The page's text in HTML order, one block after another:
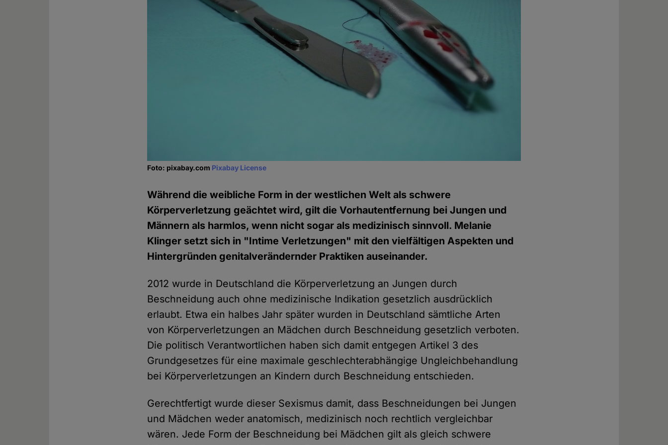
Foto: pixabay.com Pixabay License
Während die weibliche Form in der westlichen Welt als schwere
Körperverletzung geächtet wird, gilt die Vorhautentfernung bei Jungen und
Männern als harmlos, wenn nicht sogar als medizinisch sinnvoll. Melanie
Klinger setzt sich in "Intime Verletzungen" mit den vielfältigen Aspekten und
Hintergründen genitalverändernder Praktiken auseinander.
2012 wurde in Deutschland die Körperverletzung an Jungen durch
Beschneidung auch ohne medizinische Indikation gesetzlich ausdrücklich
erlaubt. Etwa ein halbes Jahr später wurden in Deutschland sämtliche Arten
von Körperverletzungen an Mädchen durch Beschneidung gesetzlich verboten.
Die politisch Verantwortlichen haben sich damit entgegen Artikel 3 des
Grundgesetzes für eine maximale geschlechterabhängige Ungleichbehandlung
bei Körperverletzungen an Kindern durch Beschneidung entschieden.
Gerechtfertigt wurde dieser Sexismus damit, dass Beschneidungen bei Jungen
und Mädchen weder anatomisch, medizinisch noch rechtlich vergleichbar
wären. Jede Form der Beschneidung bei Mädchen gilt als gleich schwere